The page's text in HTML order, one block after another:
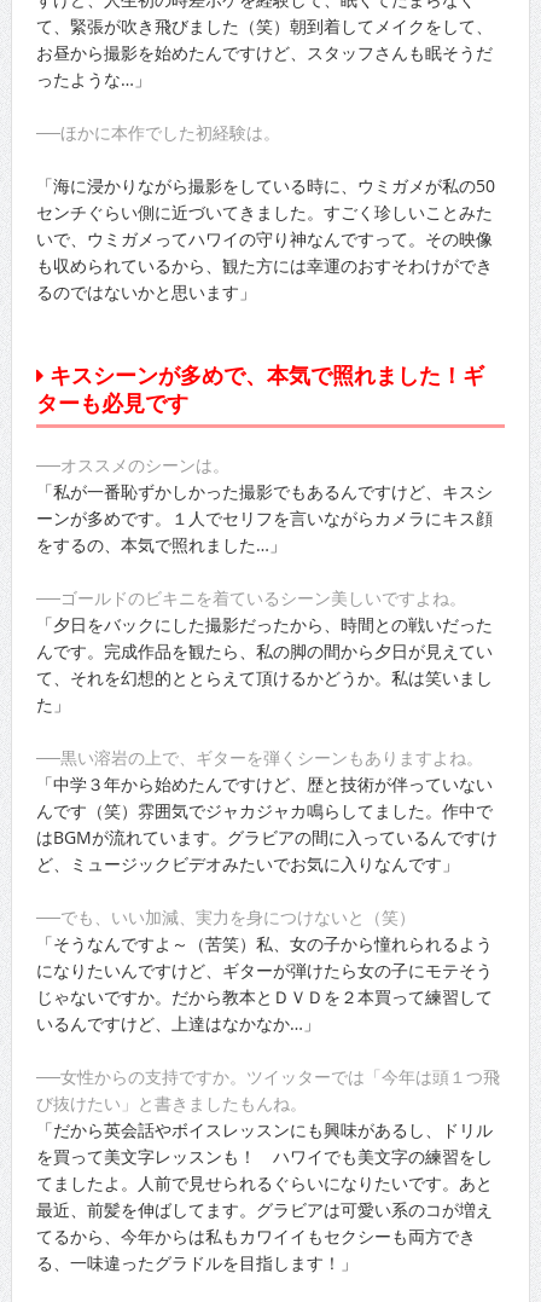
て、緊張が吹き飛びました（笑）朝到着してメイクをして、
お昼から撮影を始めたんですけど、スタッフさんも眠そうだ
ったような…」
──ほかに本作でした初経験は。
「海に浸かりながら撮影をしている時に、ウミガメが私の50
センチぐらい側に近づいてきました。すごく珍しいことみた
いで、ウミガメってハワイの守り神なんですって。その映像
も収められているから、観た方には幸運のおすそわけができ
るのではないかと思います」
キスシーンが多めで、本気で照れました！ギ
ターも必見です
──オススメのシーンは。
「私が一番恥ずかしかった撮影でもあるんですけど、キスシ
ーンが多めです。１人でセリフを言いながらカメラにキス顔
をするの、本気で照れました…」
──ゴールドのビキニを着ているシーン美しいですよね。
「夕日をバックにした撮影だったから、時間との戦いだった
んです。完成作品を観たら、私の脚の間から夕日が見えてい
て、それを幻想的ととらえて頂けるかどうか。私は笑いまし
た」
──黒い溶岩の上で、ギターを弾くシーンもありますよね。
「中学３年から始めたんですけど、歴と技術が伴っていない
んです（笑）雰囲気でジャカジャカ鳴らしてました。作中で
はBGMが流れています。グラビアの間に入っているんですけ
ど、ミュージックビデオみたいでお気に入りなんです」
──でも、いい加減、実力を身につけないと（笑）
「そうなんですよ～（苦笑）私、女の子から憧れられるよう
になりたいんですけど、ギターが弾けたら女の子にモテそう
じゃないですか。だから教本とＤＶＤを２本買って練習して
いるんですけど、上達はなかなか…」
──女性からの支持ですか。ツイッターでは「今年は頭１つ飛
び抜けたい」と書きましたもんね。
「だから英会話やボイスレッスンにも興味があるし、ドリル
を買って美文字レッスンも！ ハワイでも美文字の練習をし
てましたよ。人前で見せられるぐらいになりたいです。あと
最近、前髪を伸ばしてます。グラビアは可愛い系のコが増え
てるから、今年からは私もカワイイもセクシーも両方でき
る、一味違ったグラドルを目指します！」